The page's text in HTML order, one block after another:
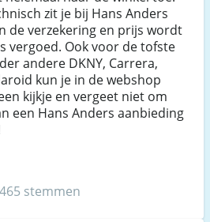
zit je bij Hans Anders
de verzekering en prijs wordt
vergoed. Ook voor de tofste
andere DKNY, Carrera,
kun je in de webshop
kijkje en vergeet niet om
een Hans Anders aanbieding
stemmen